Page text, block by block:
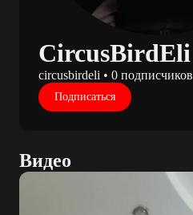
CircusBirdEli
circusbirdeli • 0 подписчиков
Подписаться
Видео